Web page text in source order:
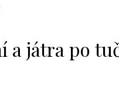
a játra po